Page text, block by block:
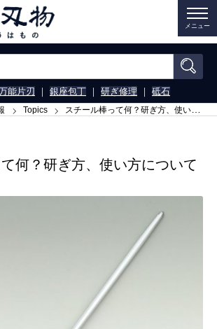
メニュー
能片刃 ｜ 銀座包丁 ｜ 研ぎ修理 ｜ 砥石
Topics スチール棒って何？研ぎ方、使い方について
何？研ぎ方、使い方について